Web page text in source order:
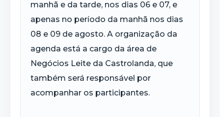
manhã e da tarde, nos dias 06 e 07, e
apenas no período da manhã nos dias
08 e 09 de agosto. A organização da
agenda está a cargo da área de
Negócios Leite da Castrolanda, que
também será responsável por
acompanhar os participantes.